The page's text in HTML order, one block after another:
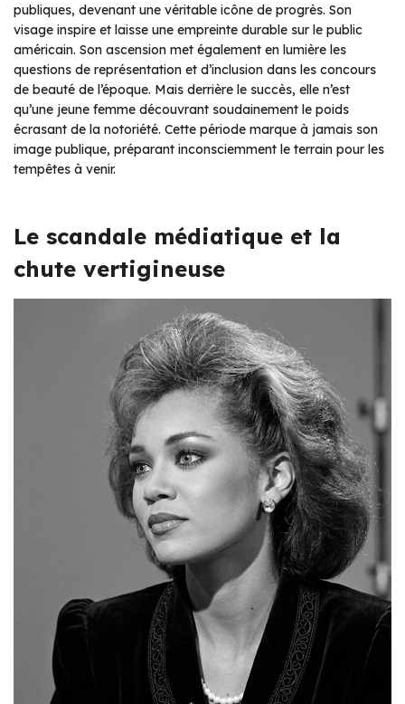
publiques, devenant une véritable icône de progrès. Son
visage inspire et laisse une empreinte durable sur le public
américain. Son ascension met également en lumière les
questions de représentation et d’inclusion dans les concours
de beauté de l’époque. Mais derrière le succès, elle n’est
qu’une jeune femme découvrant soudainement le poids
écrasant de la notoriété. Cette période marque à jamais son
image publique, préparant inconsciemment le terrain pour les
tempêtes à venir.
Le scandale médiatique et la
chute vertigineuse